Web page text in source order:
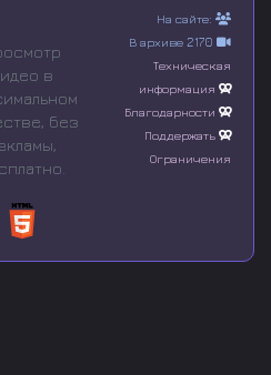
в
без
На сайте:
В архиве 2170
Техническая
информация
Благодарности
Поддержать
Ограничения